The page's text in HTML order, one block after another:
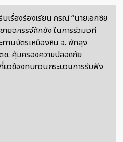
บเรื่องร้องเรียน กรณี “นายเอกชัย
ายฉกรรจ์กักขัง ในการร่วมเวที
ทานบัตรเหมืองหิน จ. พัทลุง
ช. คุ้มครองความปลอดภัย
ยวข้องทบทวนกระบวนการรับฟัง